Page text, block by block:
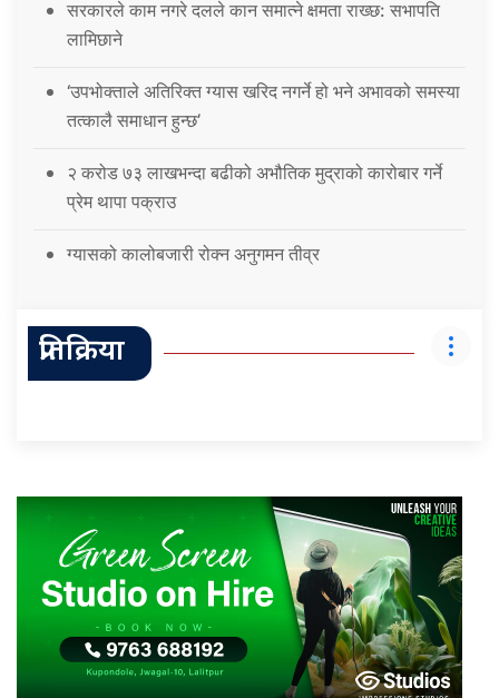
सरकारले काम नगरे दलले कान समात्ने क्षमता राख्छ: सभापति
लामिछाने
‘उपभोक्ताले अतिरिक्त ग्यास खरिद नगर्ने हो भने अभावको समस्या
तत्कालै समाधान हुन्छ’
२ करोड ७३ लाखभन्दा बढीको अभौतिक मुद्राको कारोबार गर्ने
प्रेम थापा पक्राउ
ग्यासको कालोबजारी रोक्न अनुगमन तीव्र
प्रतिक्रिया